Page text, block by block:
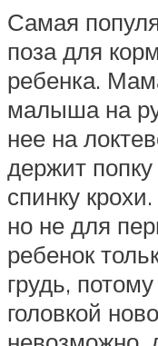
Самая
поза для
ребенка.
малыша на
нее на
держит
спинку
но не для
ребенок
грудь,
головкой